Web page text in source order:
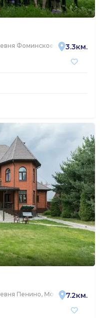
Фоминское, коттеджный
3.3км.
Пенино, Московская
7.2км.